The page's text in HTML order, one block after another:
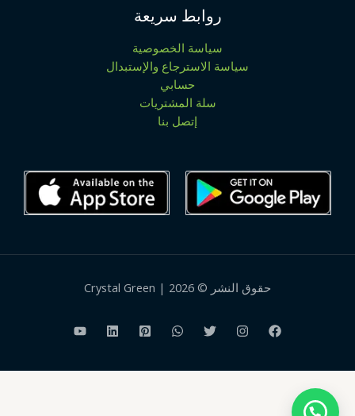
روابط سريعة
سياسة الخصوصية
سياسة الاسترجاع والإستبدال
حسابي
سلة المشتريات
إتصل بنا
حقوق النشر © 2026 | Crystal Green